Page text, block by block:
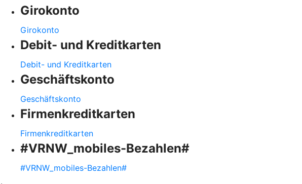
Girokonto
Girokonto
Debit- und Kreditkarten
Debit- und Kreditkarten
Geschäftskonto
Geschäftskonto
Firmenkreditkarten
Firmenkreditkarten
#VRNW_mobiles-Bezahlen#
#VRNW_mobiles-Bezahlen#